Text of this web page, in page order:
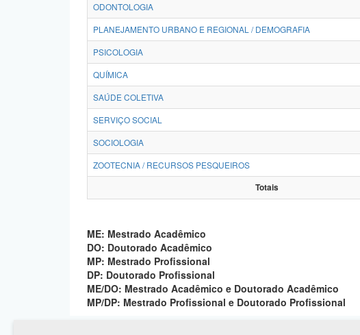
ODONTOLOGIA
PLANEJAMENTO URBANO E REGIONAL / DEMOGRAFIA
PSICOLOGIA
QUÍMICA
SAÚDE COLETIVA
SERVIÇO SOCIAL
SOCIOLOGIA
ZOOTECNIA / RECURSOS PESQUEIROS
Totais
ME: Mestrado Acadêmico
DO: Doutorado Acadêmico
MP: Mestrado Profissional
DP: Doutorado Profissional
ME/DO: Mestrado Acadêmico e Doutorado Acadêmico
MP/DP: Mestrado Profissional e Doutorado Profissional